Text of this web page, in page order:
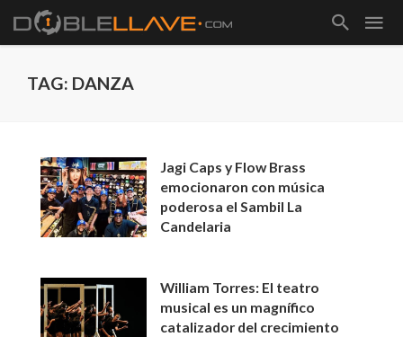
TAG: DANZA
Jagi Caps y Flow Brass
emocionaron con música
poderosa el Sambil La
Candelaria
William Torres: El teatro
musical es un magnífico
catalizador del crecimiento